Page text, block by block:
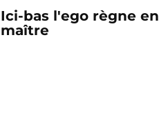
Ici-bas l'ego règne en
maître